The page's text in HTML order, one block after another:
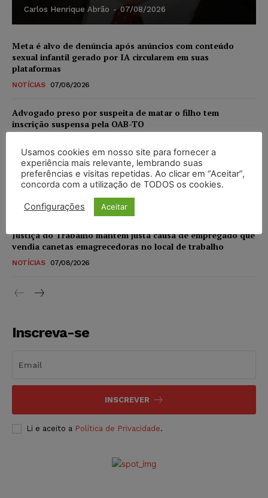
Carlos Henrique Abrão - 07/08/2026
Meta é alvo de denúncia após anúncios com conteúdo
sexual infantil gerado por IA circularem em suas
plataformas
NOTÍCIAS 07/08/2026
Advogado preso por suspeita de matar o filho tem
inscrição suspensa pela OAB-TO
STF amplia isenção de IBS e CBS na compra de veículos
novos para pessoas com deficiência e autistas de todos os
níveis
DIREITO TRIBUTÁRIO 07/08/2026
Justiça do Trabalho mantém justa causa de empregado que
vendia canetas emagrecedoras no local de trabalho
NOTÍCIAS 07/08/2026
Inscreva-se
INSCREVER
Li e aceito a Política de Privacidade.
Usamos cookies em nosso site para fornecer a
experiência mais relevante, lembrando suas
preferências e visitas repetidas. Ao clicar em “Aceitar”,
concorda com a utilização de TODOS os cookies.
Configurações Aceitar